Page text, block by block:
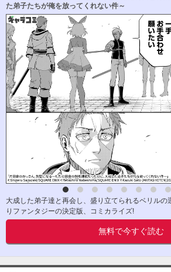
た弟子たちが俺を放ってくれない件～
大成した弟子達と再会し、盛り立てられるベリルの
りファンタジーの決定版、コミカライズ!
無料で今すぐ読む